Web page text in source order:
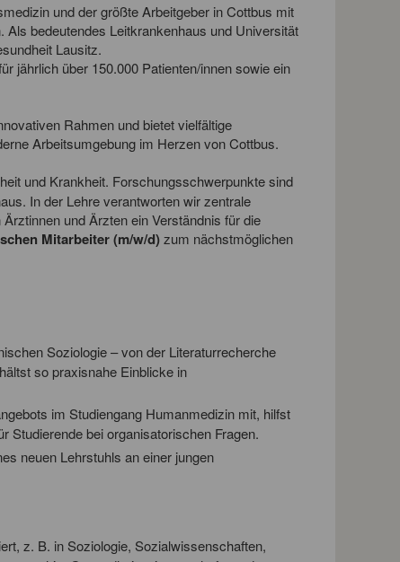
und der größte Arbeitgeber in Cottbus mit
Als bedeutendes Leitkrankenhaus und Universität
Lausitz.
jährlich über 150.000 Patienten/innen sowie ein
Rahmen und bietet vielfältige
Arbeitsumgebung im Herzen von Cottbus.
und Krankheit. Forschungsschwerpunkte sind
In der Lehre verantworten wir zentrale
und Ärzten ein Verständnis für die
Mitarbeiter (m/w/d)zum nächstmöglichen
Soziologie – von der Literaturrecherche
so praxisnahe Einblicke in
im Studiengang Humanmedizin mit, hilfst
Studierende bei organisatorischen Fragen.
neuen Lehrstuhls an einer jungen
z. B. in Soziologie, Sozialwissenschaften,